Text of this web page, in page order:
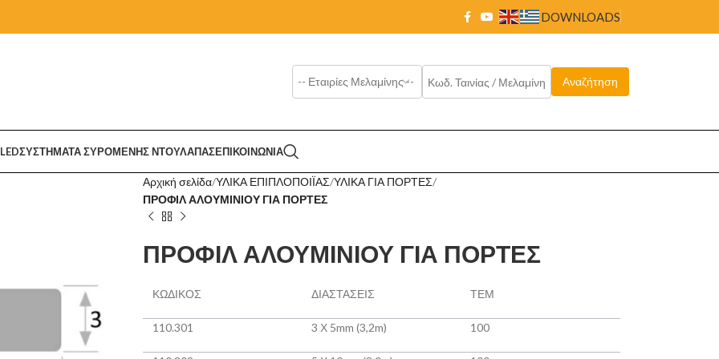
DOWNLOADS
ΣΥΣΤΗΜΑΤΑ ΣΥΡΟΜΕΝΗΣ ΝΤΟΥΛΑΠΑΣΕΠΙΚΟΙΝΩΝΙΑ
Αρχική σελίδα ΥΛΙΚΑ ΕΠΙΠΛΟΠΟΙΪΑΣ ΥΛΙΚΑ ΓΙΑ ΠΟΡΤΕΣ
ΠΡΟΦΙΛ ΑΛΟΥΜΙΝΙΟΥ ΓΙΑ ΠΟΡΤΕΣ
ΠΡΟΦΙΛ ΑΛΟΥΜΙΝΙΟΥ ΓΙΑ ΠΟΡΤΕΣ
ΚΩΔΙΚΟΣ ΔΙΑΣΤΑΣΕΙΣ ΤΕΜ
110.301 3 Χ 5mm (3,2m) 100